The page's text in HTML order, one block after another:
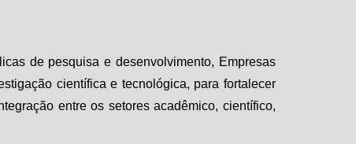
de pesquisa e desenvolvimento, Empresas
científica e tecnológica, para fortalecer
entre os setores acadêmico, científico,